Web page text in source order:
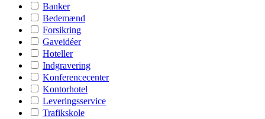
Banker
Bedemænd
Forsikring
Gaveidéer
Hoteller
Indgravering
Konferencecenter
Kontorhotel
Leveringsservice
Trafikskole